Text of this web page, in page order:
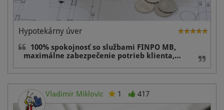
Hypotekárny úver
100% spokojnosť so službami FINPO MB,
maximálne zabezpečenie potrieb klienta,…
Vladimir Miklovic 1 417